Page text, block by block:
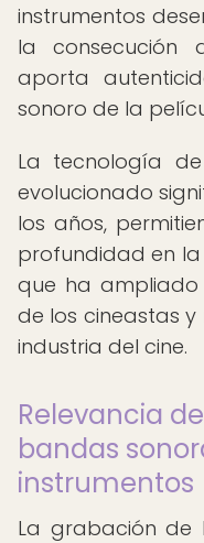
instrumentos
la consecución
aporta
sonoro de la
La tecnología
evolucionado
los años,
profundidad en
que ha ampliado
de los cineastas
industria del cine.
Relevancia
bandas
instrumentos
La grabación de